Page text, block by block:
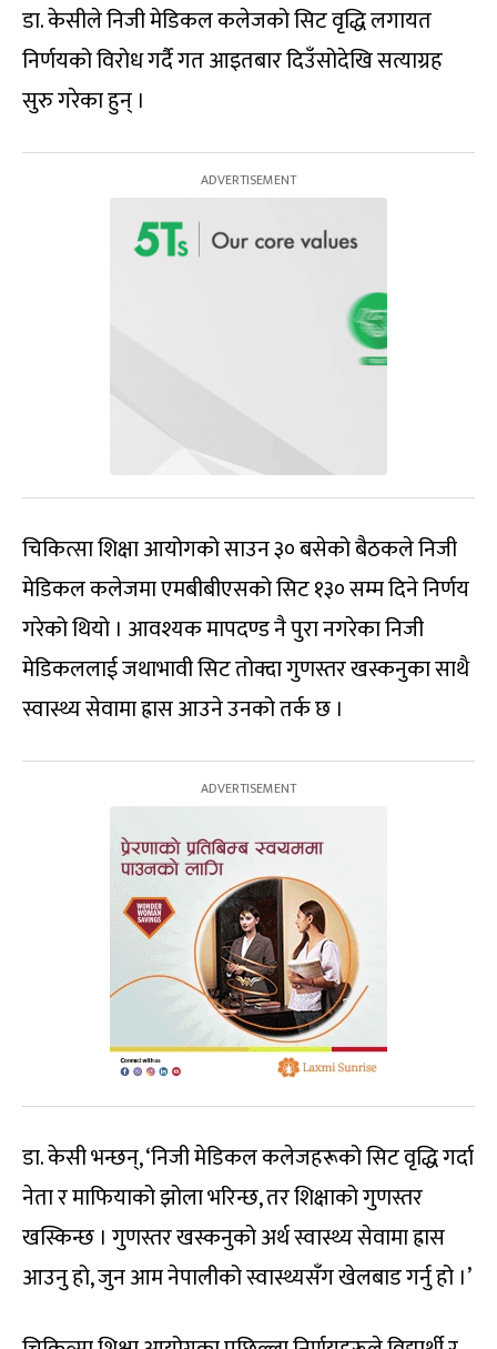
डा. केसीले निजी मेडिकल कलेजको सिट वृद्धि लगायत
निर्णयको विरोध गर्दै गत आइतबार दिउँसोदेखि सत्याग्रह
सुरु गरेका हुन् ।
चिकित्सा शिक्षा आयोगको साउन ३० बसेको बैठकले निजी
मेडिकल कलेजमा एमबीबीएसको सिट १३० सम्म दिने निर्णय
गरेको थियो । आवश्यक मापदण्ड नै पुरा नगरेका निजी
मेडिकललाई जथाभावी सिट तोक्दा गुणस्तर खस्कनुका साथै
स्वास्थ्य सेवामा ह्रास आउने उनको तर्क छ ।
डा. केसी भन्छन्, ‘निजी मेडिकल कलेजहरूको सिट वृद्धि गर्दा
नेता र माफियाको झोला भरिन्छ, तर शिक्षाको गुणस्तर
खस्किन्छ । गुणस्तर खस्कनुको अर्थ स्वास्थ्य सेवामा ह्रास
आउनु हो, जुन आम नेपालीको स्वास्थ्यसँग खेलबाड गर्नु हो ।’